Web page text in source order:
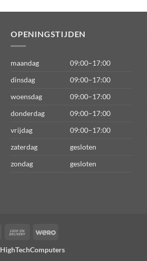
OPENINGSTIJDEN
maandag
09:00–17:00
dinsdag
09:00–17:00
woensdag
09:00–17:00
donderdag
09:00–17:00
vrijdag
09:00–17:00
zaterdag
gesloten
zondag
gesloten
IDeal
Cash
Delivery
Wero
HighTechComputers